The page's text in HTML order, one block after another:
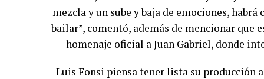
mezcla y un sube y baja de emociones,
bailar”, comentó, además de mencionar
homenaje oficial a Juan Gabriel, donde
Luis Fonsi piensa tener lista su producción